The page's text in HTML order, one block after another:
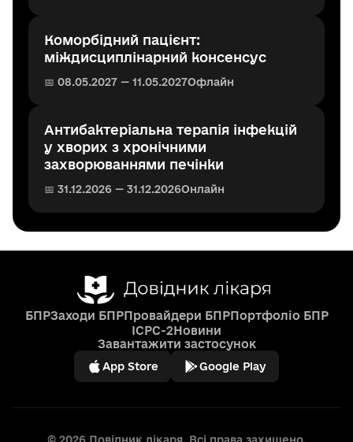
Коморбідний пацієнт:
міждисциплінарний консенсус
📅 08.05.2027 — 11.05.2027Офлайн
Антибактеріальна терапія інфекцій
у хворих з хронічними
захворюваннями печінки
📅 31.12.2026 — 31.12.2026Онлайн
БПРЗаходи БПРПровайдери БПРПортфоліо БПР
ICPC-2Новини
Завантажити застосунок
App Store Google Play